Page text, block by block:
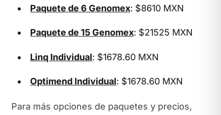
Paquete de 6 Genomex: $8610 MXN
Paquete de 15 Genomex: $21525 MXN
Linq Individual: $1678.60 MXN
Optimend Individual: $1678.60 MXN
Para más opciones de paquetes y precios,